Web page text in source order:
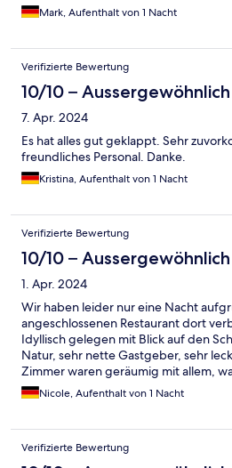
Mark, Aufenthalt von 1 Nacht
Verifizierte Bewertung
10/10 – Aussergewöhnlich
7. Apr. 2024
Es hat alles gut geklappt. Sehr
freundliches Personal. Danke.
Kristina, Aufenthalt von 1 Nacht
Verifizierte Bewertung
10/10 – Aussergewöhnlich
1. Apr. 2024
Wir haben leider nur eine Nacht
angeschlossenen Restaurant dort
Idyllisch gelegen mit Blick auf den
Natur, sehr nette Gastgeber, sehr
Zimmer waren geräumig mit allem,
waren sicher nicht das letzte Mal dort.
Nicole, Aufenthalt von 1 Nacht
Verifizierte Bewertung